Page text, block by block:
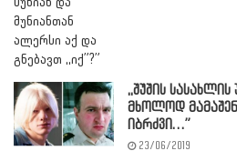
,,შუშის
მხოლოდ
იბრძვი…”
23/06/2019